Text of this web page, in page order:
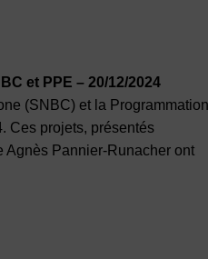
et PPE – 20/12/2024
(SNBC) et la Programmation
Ces projets, présentés
Agnès Pannier-Runacher ont